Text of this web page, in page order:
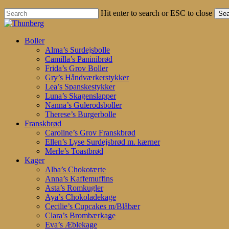
Hit enter to search or ESC to close
Close
search
account
Menu
Boller
Alma’s Surdejsbolle
Camilla’s Paninibrød
Frida’s Grov Boller
Gry’s Håndværkerstykker
Lea’s Spanskestykker
Luna’s Skagenslapper
Nanna’s Gulerodsboller
Therese’s Burgerbolle
Franskbrød
Caroline’s Grov Franskbrød
Ellen’s Lyse Surdejsbrød m. kærner
Merle’s Toastbrød
Kager
Alba’s Chokotærte
Anna’s Kaffemuffins
Asta’s Romkugler
Aya’s Chokoladekage
Cecilie’s Cupcakes m/Blåbær
Clara’s Brombærkage
Eva’s Æblekage